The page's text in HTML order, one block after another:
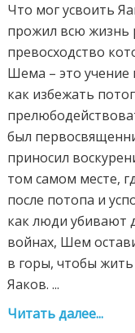
Что мог усвоить
прожил всю жизнь
превосходство
Шема – это
как избежать
был
приносил
том самом месте,
после потопа и
как люди убивают
войнах, Шем
в горы, чтобы
Яаков. ...
Читать далее...